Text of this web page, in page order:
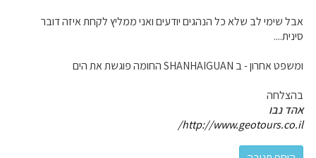
אבל שימי לב שלא כל הנהגים יודעים ואני ממליץ לקחת איזה דובר
סינית....
ומשפט אחרון - ב SHANHAIGUAN החומה פוגשת את הים
בהצלחה
אהד נבו
http://www.geotours.co.il/